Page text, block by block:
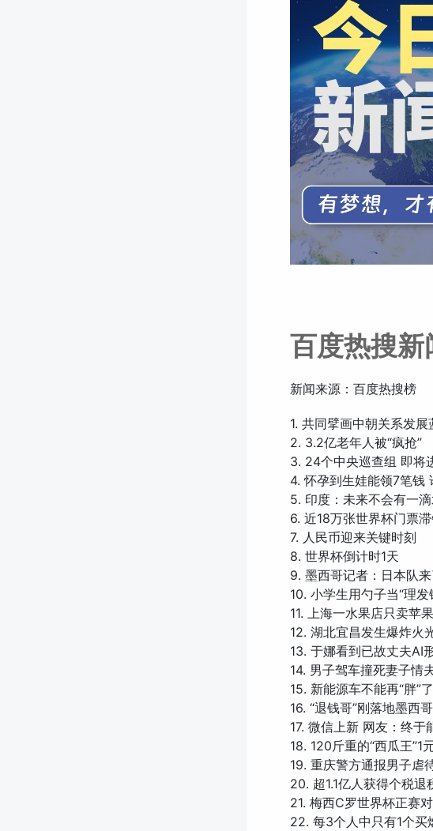
百度热搜新
新闻来源：百度热搜榜
1. 共同擘画中朝关系发展
2. 3.2亿老年人被“疯抢”
3. 24个中央巡查组 即将
4. 怀孕到生娃能领7笔钱
5. 印度：未来不会有一
6. 近18万张世界杯门票
7. 人民币迎来关键时刻
8. 世界杯倒计时1天
9. 墨西哥记者：日本队
10. 小学生用勺子当“理发
11. 上海一水果店只卖苹
12. 湖北宜昌发生爆炸火
13. 于娜看到已故丈夫AI
14. 男子驾车撞死妻子情
15. 新能源车不能再“胖”了
16. “退钱哥”刚落地墨西
17. 微信上新 网友：终于
18. 120斤重的“西瓜王”1
19. 重庆警方通报男子虐
20. 超1.1亿人获得个税退
21. 梅西C罗世界杯正赛
22. 每3个人中只有1个买